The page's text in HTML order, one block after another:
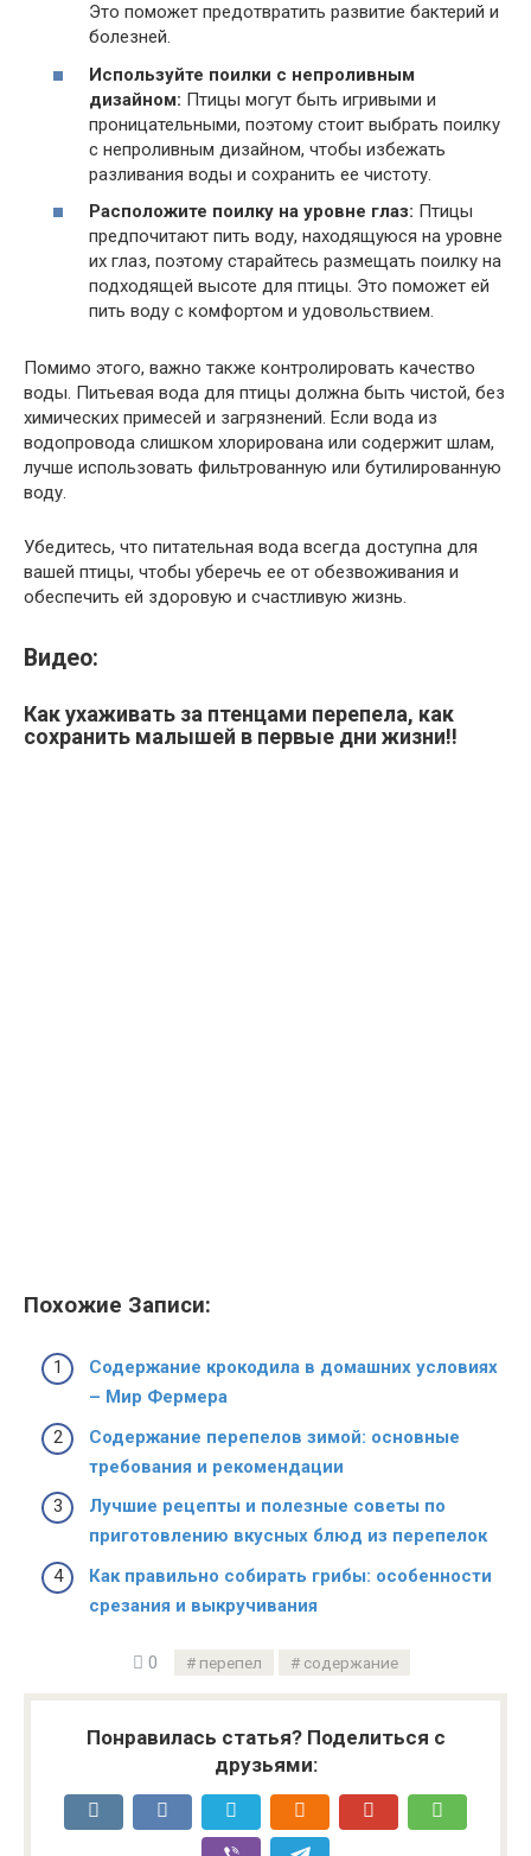
Это поможет предотвратить развитие бактерий и
болезней.
Используйте поилки с непроливным
дизайном: Птицы могут быть игривыми и
проницательными, поэтому стоит выбрать поилку
с непроливным дизайном, чтобы избежать
разливания воды и сохранить ее чистоту.
Расположите поилку на уровне глаз: Птицы
предпочитают пить воду, находящуюся на уровне
их глаз, поэтому старайтесь размещать поилку на
подходящей высоте для птицы. Это поможет ей
пить воду с комфортом и удовольствием.
Помимо этого, важно также контролировать качество
воды. Питьевая вода для птицы должна быть чистой, без
химических примесей и загрязнений. Если вода из
водопровода слишком хлорирована или содержит шлам,
лучше использовать фильтрованную или бутилированную
воду.
Убедитесь, что питательная вода всегда доступна для
вашей птицы, чтобы уберечь ее от обезвоживания и
обеспечить ей здоровую и счастливую жизнь.
Видео:
Как ухаживать за птенцами перепела, как
сохранить малышей в первые дни жизни!!
Похожие Записи:
Содержание крокодила в домашних условиях
– Мир Фермера
Содержание перепелов зимой: основные
требования и рекомендации
Лучшие рецепты и полезные советы по
приготовлению вкусных блюд из перепелок
Как правильно собирать грибы: особенности
срезания и выкручивания
0 перепел содержание
Понравилась статья? Поделиться с
друзьями: